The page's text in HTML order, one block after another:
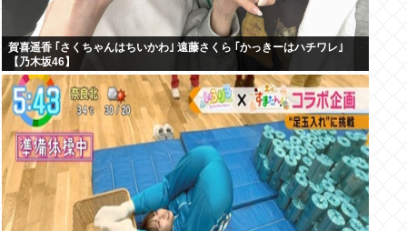
賀喜遥香 ｢さくちゃんはちいかわ｣ 遠藤さくら ｢かっきーはハチワレ｣
【乃木坂46】